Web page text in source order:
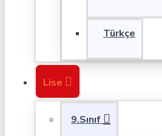
Türkçe
Lise
9.Sınıf